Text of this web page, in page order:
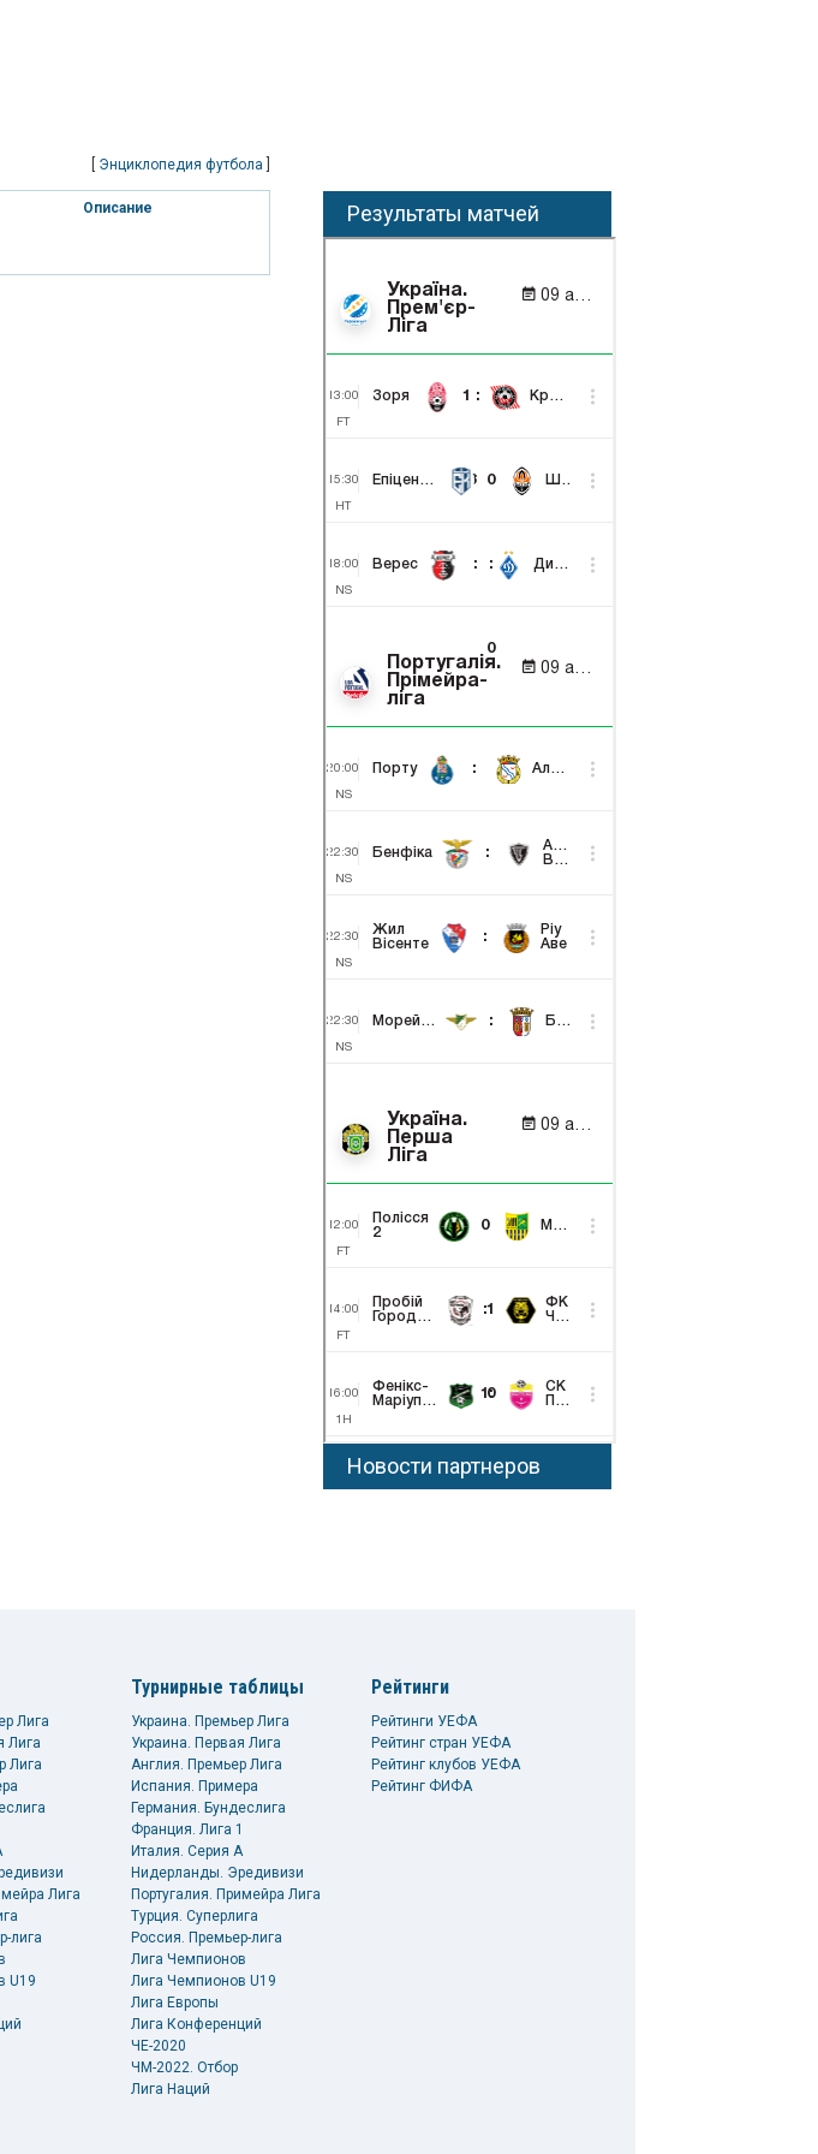
Энциклопедия футбола
Описание Результаты матчей
Новости партнеров
Лига
Лига
Лига
Лига
лига
U19
Турнирные таблицы
Украина. Премьер Лига
Украина. Первая Лига
Англия. Премьер Лига
Испания. Примера
Германия. Бундеслига
Франция. Лига 1
Италия. Серия А
Нидерланды. Эредивизи
Португалия. Примейра Лига
Турция. Суперлига
Россия. Премьер-лига
Лига Чемпионов
Лига Чемпионов U19
Лига Европы
Лига Конференций
ЧЕ-2020
ЧМ-2022. Отбор
Лига Наций
Рейтинги
Рейтинги УЕФА
Рейтинг стран УЕФА
Рейтинг клубов УЕФА
Рейтинг ФИФА